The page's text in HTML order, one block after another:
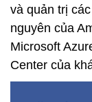
và quản trị
nguyên của
Microsoft
Center của